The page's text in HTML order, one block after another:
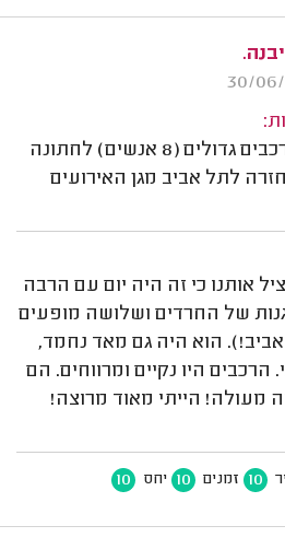
הסעות עם רכבים גדולים (8 אנשים) לחתונה
לתל אביב מגן האירועים
אותנו כי זה היה יום עם הרבה
של החרדים ושלושה מופעים
אביב!). הוא היה גם מאד נחמד,
הרכבים היו נקיים ומרווחים. הם
מעולה! הייתי מאוד מרוצה!
10 זמנים 10 יחס 10